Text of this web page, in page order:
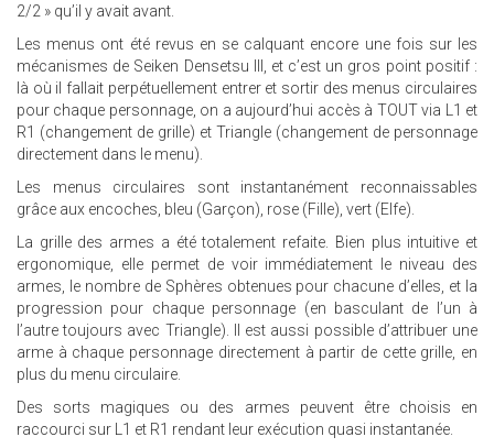
2/2 » qu’il y avait avant.
Les menus ont été revus en se calquant encore une fois sur les
mécanismes de Seiken Densetsu III, et c’est un gros point positif :
là où il fallait perpétuellement entrer et sortir des menus circulaires
pour chaque personnage, on a aujourd’hui accès à TOUT via L1 et
R1 (changement de grille) et Triangle (changement de personnage
directement dans le menu).
Les menus circulaires sont instantanément reconnaissables
grâce aux encoches, bleu (Garçon), rose (Fille), vert (Elfe).
La grille des armes a été totalement refaite. Bien plus intuitive et
ergonomique, elle permet de voir immédiatement le niveau des
armes, le nombre de Sphères obtenues pour chacune d’elles, et la
progression pour chaque personnage (en basculant de l’un à
l’autre toujours avec Triangle). Il est aussi possible d’attribuer une
arme à chaque personnage directement à partir de cette grille, en
plus du menu circulaire.
Des sorts magiques ou des armes peuvent être choisis en
raccourci sur L1 et R1 rendant leur exécution quasi instantanée.